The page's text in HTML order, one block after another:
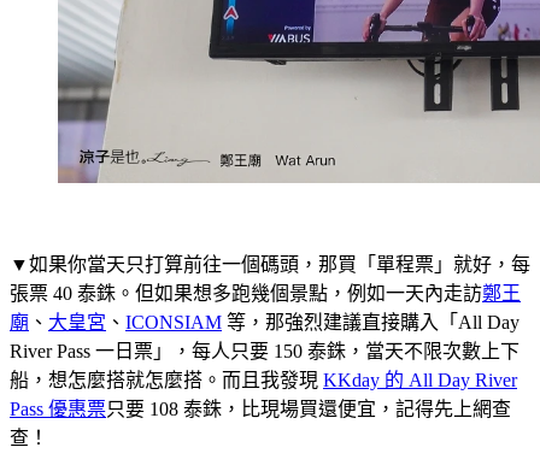
▼如果你當天只打算前往一個碼頭，那買「單程票」就好，每
張票 40 泰銖。但如果想多跑幾個景點，例如一天內走訪鄭王
廟 、 大皇宮 、 ICONSIAM 等，那強烈建議直接購入「All Day
River Pass 一日票」，每人只要 150 泰銖，當天不限次數上下
船，想怎麼搭就怎麼搭。而且我發現 KKday 的 All Day River
Pass 優惠票只要 108 泰銖，比現場買還便宜，記得先上網查
查！